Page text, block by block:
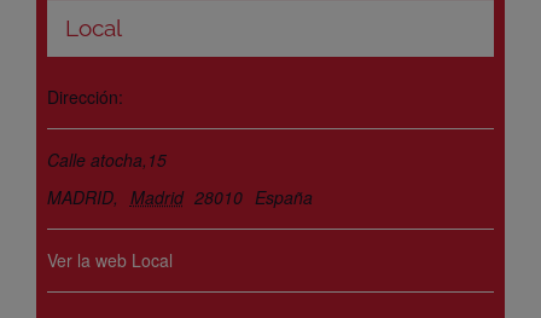
Local
Dirección:
Calle atocha,15
MADRID, Madrid 28010 España
Ver la web Local